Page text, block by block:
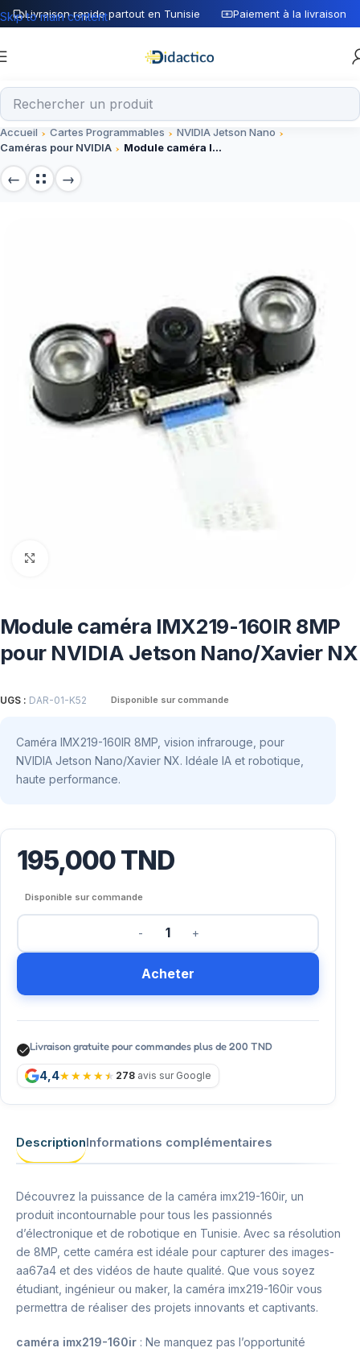
Livraison rapide partout en Tunisie Paiement à la livraison
Skip to main content
Accueil Cartes Programmables
NVIDIA Jetson Nano
Caméras pour NVIDIA
Module caméra IMX219-160IR 8MP pour NVIDIA Jetson Nano/Xavier NX
Module caméra IMX219-160IR 8MP
pour NVIDIA Jetson Nano/Xavier NX
UGS : DAR-01-K52 Disponible sur commande
Caméra IMX219-160IR 8MP, vision infrarouge, pour
NVIDIA Jetson Nano/Xavier NX. Idéale IA et robotique,
haute performance.
195,000TND
Disponible sur commande
Acheter
Livraison gratuite pour commandes plus de 200 TND
4,4 278 avis sur Google
DescriptionInformations complémentaires
Découvrez la puissance de la caméra imx219-160ir, un
produit incontournable pour tous les passionnés
d’électronique et de robotique en Tunisie. Avec sa résolution
de 8MP, cette caméra est idéale pour capturer des images-
aa67a4 et des vidéos de haute qualité. Que vous soyez
étudiant, ingénieur ou maker, la caméra imx219-160ir vous
permettra de réaliser des projets innovants et captivants.
caméra imx219-160ir : Ne manquez pas l’opportunité